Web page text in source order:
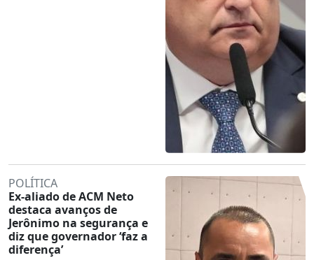
POLÍTICA
Ex-aliado de ACM Neto
destaca avanços de
Jerônimo na segurança e
diz que governador ‘faz a
diferença’